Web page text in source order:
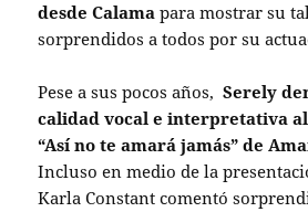
desde Calama para mostrar su
sorprendidos a todos por su
Pese a sus pocos años,Serely
calidad vocal e interpretativa
“Así no te amará jamás” de
Incluso en medio de la
Karla Constant comentó